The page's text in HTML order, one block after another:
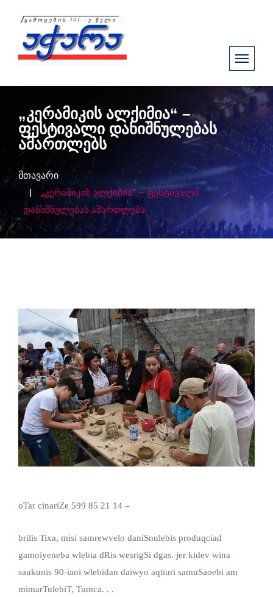
„კერამიკის ალქიმია“ –
ფესტივალი დანიშნულებას
ამართლებს
მთავარი
„კერამიკის ალქიმია“ – ფესტივალი
დანიშნულებას ამართლებს
oTar cinariZe 599 85 21 14 –
brilis Tixa, misi samrewvelo daniSnulebis produqciad
gamoiyeneba wlebia dRis wesrigSi dgas. jer kidev wina
saukunis 90-iani wlebidan daiwyo aqtiuri samuSaoebi am
mimarTulebiT, Tumca. . .